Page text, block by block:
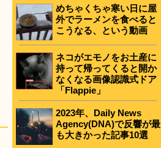
めちゃくちゃ寒い日に屋
外でラーメンを食べると
こうなる、という動画
ネコがエモノをお土産に
持って帰ってくると開か
なくなる画像認識式ドア
「Flappie」
2023年、Daily News
Agency(DNA)で反響が最
も大きかった記事10選